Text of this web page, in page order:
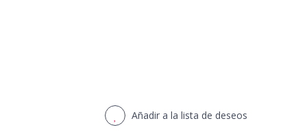
Añadir a la lista de deseos